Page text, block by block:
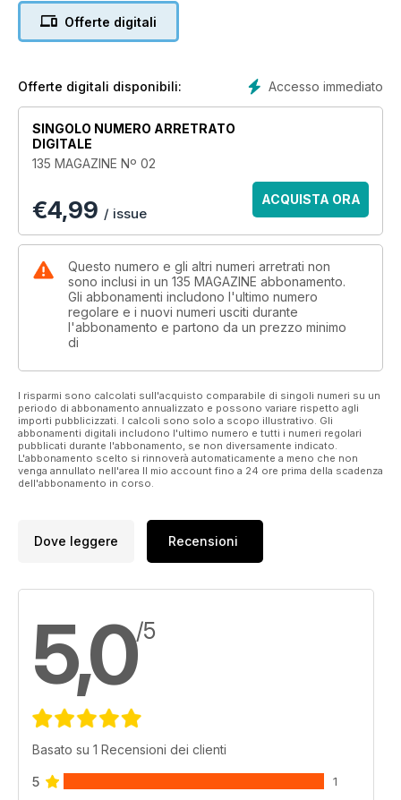
– T-26 B SPANISH. Zvezda 1/35.
– AUSTIN KEGRESSE. Armor 1/35.
Offerte digitali
Accesso immediato
Offerte digitali disponibili:
SINGOLO NUMERO ARRETRATO
DIGITALE
135 MAGAZINE Nº 02
€4,99 / issue
ACQUISTA ORA
Questo numero e gli altri numeri arretrati non
sono inclusi in un 135 MAGAZINE abbonamento.
Gli abbonamenti includono l'ultimo numero
regolare e i nuovi numeri usciti durante
l'abbonamento e partono da un prezzo minimo
di
I risparmi sono calcolati sull'acquisto comparabile di singoli numeri su un
periodo di abbonamento annualizzato e possono variare rispetto agli
importi pubblicizzati. I calcoli sono solo a scopo illustrativo. Gli
abbonamenti digitali includono l'ultimo numero e tutti i numeri regolari
pubblicati durante l'abbonamento, se non diversamente indicato.
L'abbonamento scelto si rinnoverà automaticamente a meno che non
venga annullato nell'area Il mio account fino a 24 ore prima della scadenza
dell'abbonamento in corso.
Dove leggere Recensioni
5,0/5
Basato su 1 Recensioni dei clienti
5 1